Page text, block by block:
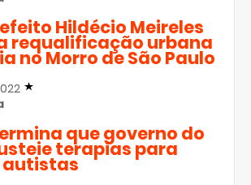
Hildécio Meireles
requalificação urbana
no Morro de São Paulo
que governo do
terapias para